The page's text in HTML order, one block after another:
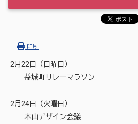
印刷
2月22日（日曜日）
益城町リレーマラソン
2月24日（火曜日）
木山デザイン会議